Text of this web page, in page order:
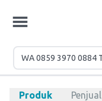
Produk Penjual